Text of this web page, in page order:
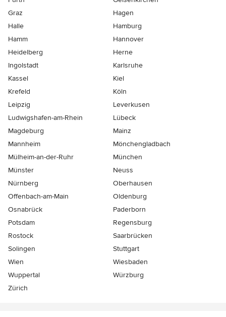
Graz
Hagen
Halle
Hamburg
Hamm
Hannover
Heidelberg
Herne
Ingolstadt
Karlsruhe
Kassel
Kiel
Krefeld
Köln
Leipzig
Leverkusen
Ludwigshafen-am-Rhein
Lübeck
Magdeburg
Mainz
Mannheim
Mönchen­gladbach
Mülheim-an-der-Ruhr
München
Münster
Neuss
Nürnberg
Oberhausen
Offenbach-am-Main
Oldenburg
Osnabrück
Paderborn
Potsdam
Regensburg
Rostock
Saarbrücken
Solingen
Stuttgart
Wien
Wiesbaden
Wuppertal
Würzburg
Zürich